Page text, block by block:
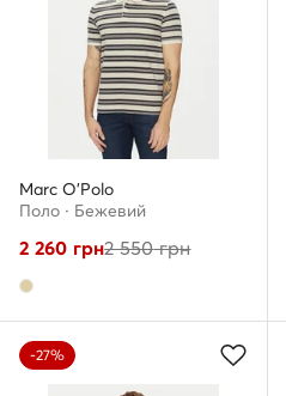
Marc O'Polo
Поло · Бежевий
2 260 грн2 550грн
-27%